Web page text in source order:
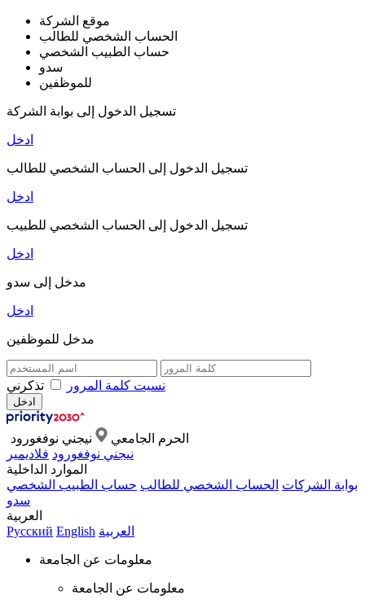
موقع الشركة
الحساب الشخصي للطالب
حساب الطبيب الشخصي
سدو
للموظفين
تسجيل الدخول إلى بوابة الشركة
ادخل
تسجيل الدخول إلى الحساب الشخصي للطالب
ادخل
تسجيل الدخول إلى الحساب الشخصي للطبيب
ادخل
مدخل إلى سدو
ادخل
مدخل للموظفين
نسيت كلمة المرور تذكرني
الحرم الجامعي
نيجني نوفغورود
نيجني نوفغورود فلاديمير
الموارد الداخلية
بوابة الشركات الحساب الشخصي للطالب حساب الطبيب الشخصي
سدو
العربية
Русский English العربية
معلومات عن الجامعة
معلومات عن الجامعة